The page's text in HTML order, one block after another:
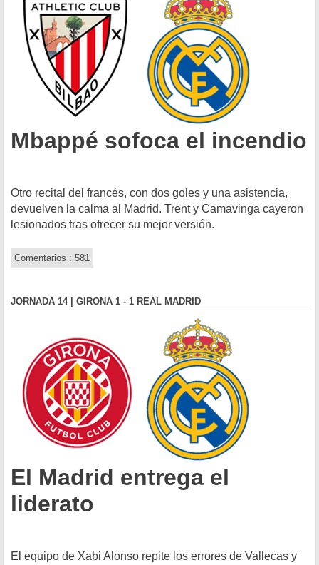
Mbappé sofoca el incendio
Otro recital del francés, con dos goles y una asistencia,
devuelven la calma al Madrid. Trent y Camavinga cayeron
lesionados tras ofrecer su mejor versión.
Comentarios : 581
JORNADA 14 | GIRONA 1 - 1 REAL MADRID
El Madrid entrega el
liderato
El equipo de Xabi Alonso repite los errores de Vallecas y